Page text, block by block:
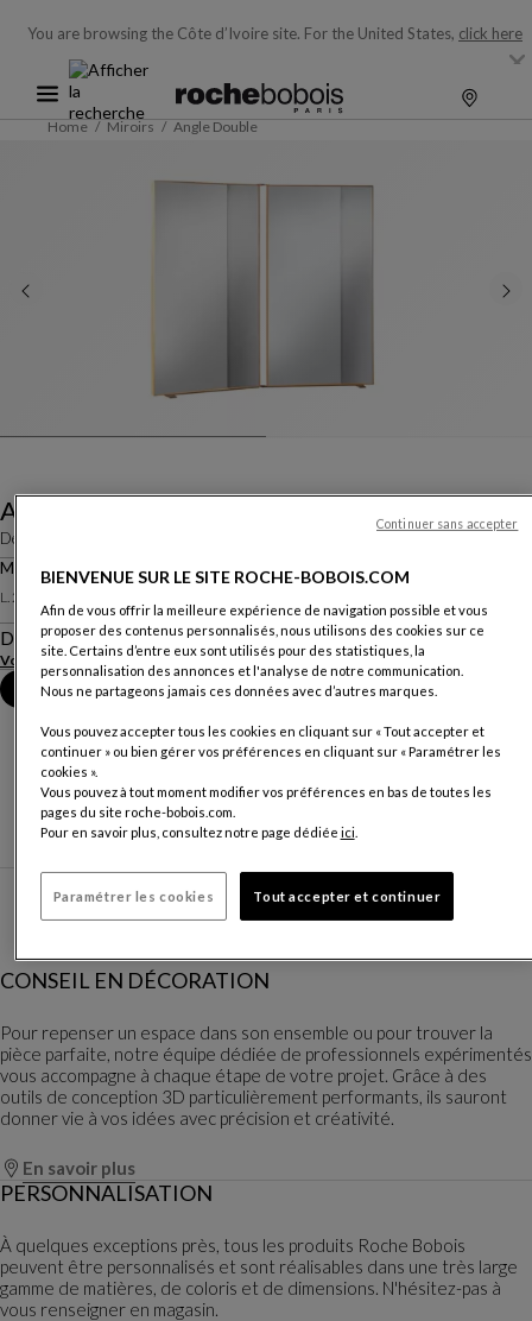
You are browsing the Côte d’Ivoire site. For the United States, click here
Home Miroirs Angle Double
Angle Double
Design
Miroir
L. 200 X H. 190 X P. 7 Cm
Autres dimensions
Description
Voir plus
Prendre rendez-vous en magasin
CONSEIL EN DÉCORATION
Pour repenser un espace dans son ensemble ou pour trouver la
pièce parfaite, notre équipe dédiée de professionnels expérimentés
vous accompagne à chaque étape de votre projet. Grâce à des
outils de conception 3D particulièrement performants, ils sauront
donner vie à vos idées avec précision et créativité.
En savoir plus
PERSONNALISATION
À quelques exceptions près, tous les produits Roche Bobois
peuvent être personnalisés et sont réalisables dans une très large
gamme de matières, de coloris et de dimensions. N'hésitez-pas à
vous renseigner en magasin.
BIENVENUE SUR LE SITE ROCHE-BOBOIS.COM
Afin de vous offrir la meilleure expérience de navigation possible et vous
proposer des contenus personnalisés, nous utilisons des cookies sur ce
site. Certains d’entre eux sont utilisés pour des statistiques, la
personnalisation des annonces et l'analyse de notre communication.
Nous ne partageons jamais ces données avec d’autres marques.
Vous pouvez accepter tous les cookies en cliquant sur « Tout accepter et
continuer » ou bien gérer vos préférences en cliquant sur « Paramétrer les
cookies ».
Vous pouvez à tout moment modifier vos préférences en bas de toutes les
pages du site roche-bobois.com.
Pour en savoir plus, consultez notre page dédiée ici.
Paramétrer les cookies Tout accepter et continuer
Continuer sans accepter